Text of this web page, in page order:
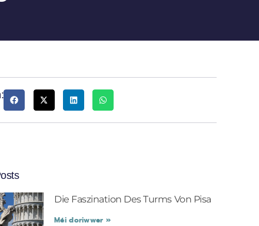
Die Faszination Des Turms Von Pisa
Méi doriwwer »